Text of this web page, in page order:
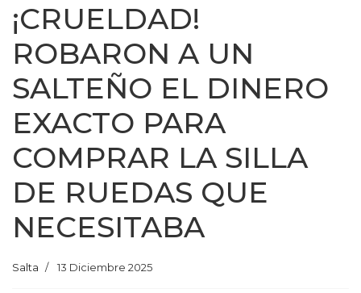
¡CRUELDAD!
ROBARON A UN
SALTEÑO EL DINERO
EXACTO PARA
COMPRAR LA SILLA
DE RUEDAS QUE
NECESITABA
Salta 13 Diciembre 2025